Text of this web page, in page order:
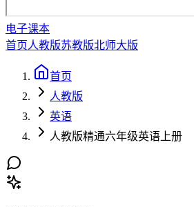
电子课本
首页人教版苏教版北师大版
首页
人教版
英语
人教版精通六年级英语上册